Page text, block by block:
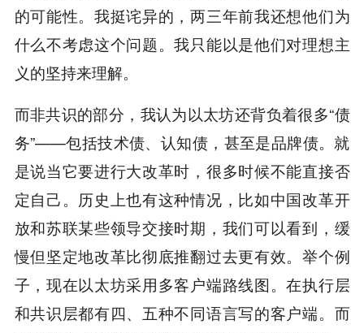
的可能性。我挺诧异的，两三年前我还想他们为
什么不考虑这个问题。我只能以是他们对理想主
义的坚持来理解。
而非共识的部分，我认为以太坊还背负着很多“债
务”——包括技术债、认知债，甚至是品牌债。就
是说当它要进行大改革时，很多时候不能直接否
定自己。历史上也有这种情况，比如中国改革开
放和苏联某些领导交接时期，我们可以看到，缓
慢但坚定地改革比彻底推翻过去更有效。举个例
子，现在以太坊采用多客户端路线图。在执行层
和共识层都有四、五种不同语言写的客户端。而